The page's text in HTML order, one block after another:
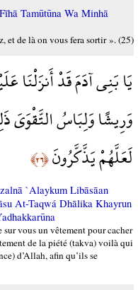
Tamūtūna Wa Minhā
et de là on vous fera sortir ». (25)
يَا بَنِي آدَمَ قَدْ أَنزَلْنَا
وَرِيشًا وَلِبَاسُ التَّقْوَىَ
لَعَلَّهُمْ يَذَّكَّرُونَ﴿٢٦﴾
`Alaykum Libāsāan
At-Taqwá Dhālika Khayrun
vous un vêtement pour cacher
de la piété (takva) voilà qui
d’Allah, afin qu’ils se